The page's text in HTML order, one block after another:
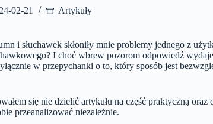
02-21 Artykuły
i słuchawek skłoniły mnie problemy jednego z
I choć wbrew pozorom odpowiedź
w przepychanki o to, który sposób jest
się nie dzielić artykułu na część praktyczną
przeanalizować niezależnie.